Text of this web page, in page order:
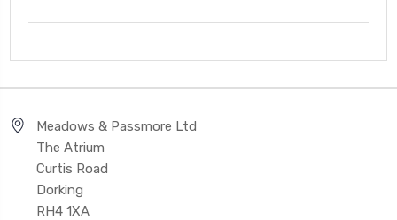
Meadows & Passmore Ltd
The Atrium
Curtis Road
Dorking
RH4 1XA